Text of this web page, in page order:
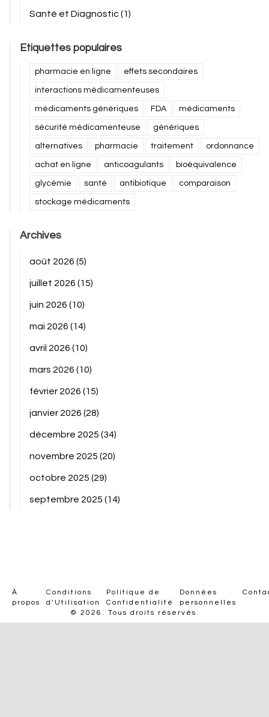
Santé et Diagnostic(1)
Etiquettes populaires
pharmacie en ligne effets secondaires
interactions médicamenteuses
médicaments génériques FDA médicaments
sécurité médicamenteuse génériques
alternatives pharmacie traitement ordonnance
achat en ligne anticoagulants bioéquivalence
glycémie santé antibiotique comparaison
stockage médicaments
Archives
août 2026 (5)
juillet 2026 (15)
juin 2026 (10)
mai 2026 (14)
avril 2026 (10)
mars 2026 (10)
février 2026 (15)
janvier 2026 (28)
décembre 2025 (34)
novembre 2025 (20)
octobre 2025 (29)
septembre 2025 (14)
À
propos
Conditions
d’Utilisation
Politique de
Confidentialité
Données
personnelles
© 2026. Tous droits réservés.